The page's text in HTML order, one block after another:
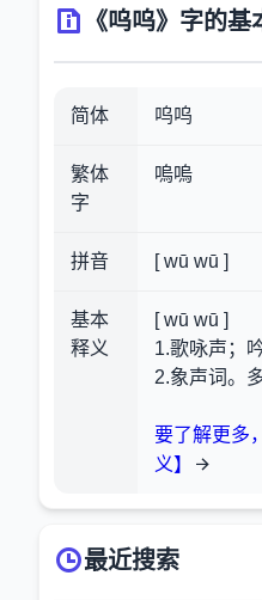
《呜呜》字的基
简体 呜呜
繁体
字
嗚嗚
拼音 [ wū wū ]
基本
释义
[ wū wū ]
1.歌咏声；
2.象声词。
要了解更多
义】
最近搜索